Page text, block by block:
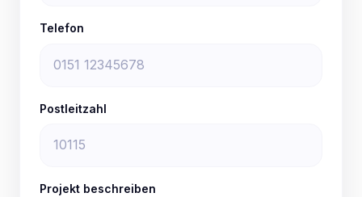
Telefon
Postleitzahl
Projekt beschreiben